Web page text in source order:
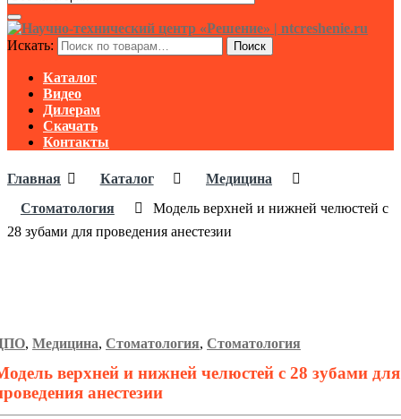
Искать: Поиск
Каталог
Видео
Дилерам
Скачать
Контакты
Главная Каталог
Медицина
Стоматология
Модель верхней и нижней челюстей с
28 зубами для проведения анестезии
, Медицина, Стоматология, Стоматология
верхней и нижней челюстей с 28 зубами для
анестезии